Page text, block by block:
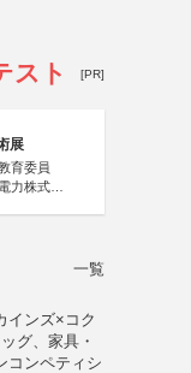
スト [PR]
展
育委員
力株式会
一覧
インズ×コク
グ、家具・
コンペティシ